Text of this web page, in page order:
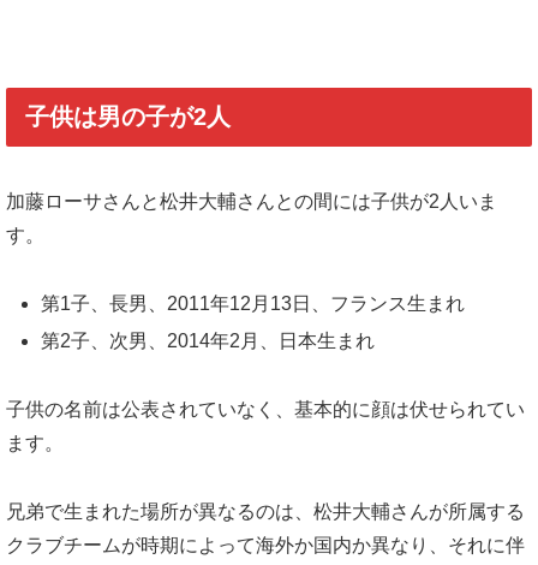
子供は男の子が2人
加藤ローサさんと松井大輔さんとの間には子供が2人いま
す。
第1子、長男、2011年12月13日、フランス生まれ
第2子、次男、2014年2月、日本生まれ
子供の名前は公表されていなく、基本的に顔は伏せられてい
ます。
兄弟で生まれた場所が異なるのは、松井大輔さんが所属する
クラブチームが時期によって海外か国内か異なり、それに伴